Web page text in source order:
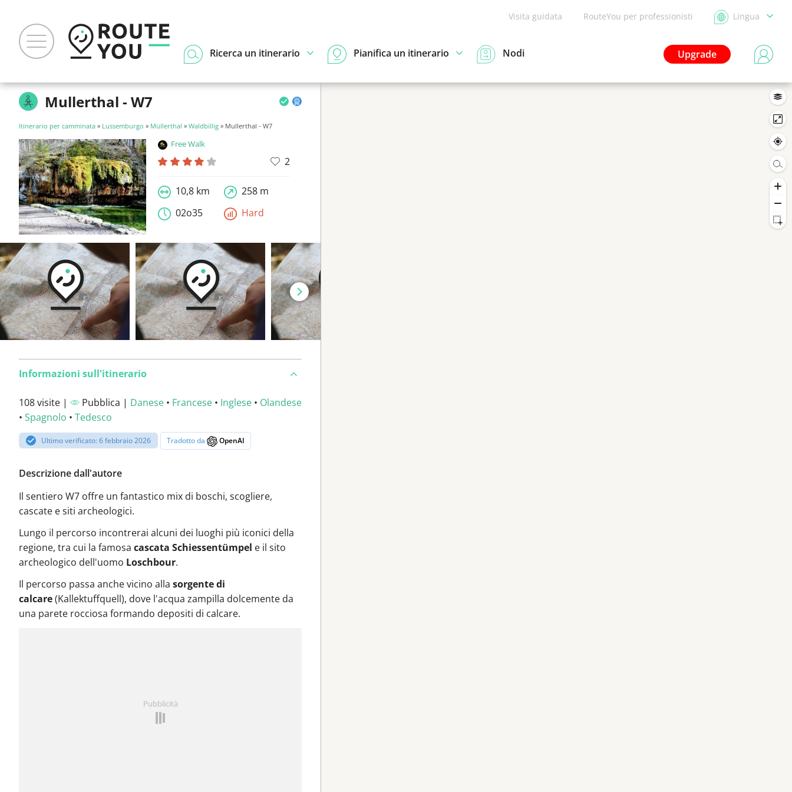
Visita guidata RouteYou per professionisti Lingua
Upgrade
Ricerca un itinerario Pianifica un itinerario Nodi
Mullerthal - W7
Itinerario per camminata » Lussemburgo » Müllerthal » Waldbillig » Mullerthal - W7
Free Walk
2
10,8 km
258 m
02o35
Hard
Informazioni sull'itinerario
108 visite | Pubblica | Danese • Francese • Inglese • Olandese
• Spagnolo • Tedesco
Ultimo verificato: 6 febbraio 2026 Tradotto da OpenAI
Descrizione dall'autore
Il sentiero W7 offre un fantastico mix di boschi, scogliere,
cascate e siti archeologici.
Lungo il percorso incontrerai alcuni dei luoghi più iconici della
regione, tra cui la famosa cascata Schiessentümpel e il sito
archeologico dell'uomo Loschbour.
Il percorso passa anche vicino alla sorgente di
calcare(Kallektuffquell), dove l'acqua zampilla dolcemente da
una parete rocciosa formando depositi di calcare.
Pubblicità